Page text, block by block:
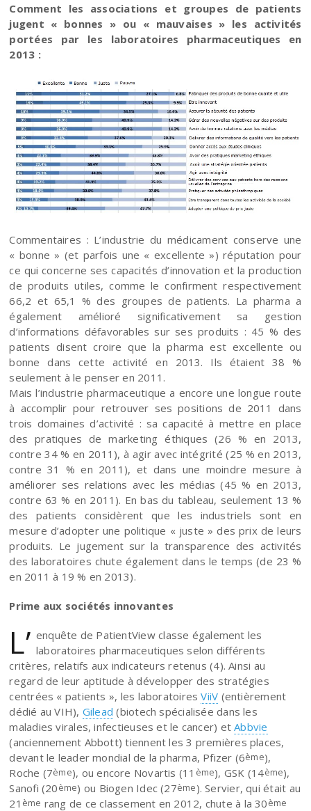
Comment les associations et groupes de patients
jugent « bonnes » ou « mauvaises » les activités
portées par les laboratoires pharmaceutiques en
2013 :
Commentaires : L’industrie du médicament conserve une
« bonne » (et parfois une « excellente ») réputation pour
ce qui concerne ses capacités d’innovation et la production
de produits utiles, comme le confirment respectivement
66,2 et 65,1 % des groupes de patients. La pharma a
également amélioré significativement sa gestion
d’informations défavorables sur ses produits : 45 % des
patients disent croire que la pharma est excellente ou
bonne dans cette activité en 2013. Ils étaient 38 %
seulement à le penser en 2011.
Mais l’industrie pharmaceutique a encore une longue route
à accomplir pour retrouver ses positions de 2011 dans
trois domaines d’activité : sa capacité à mettre en place
des pratiques de marketing éthiques (26 % en 2013,
contre 34 % en 2011), à agir avec intégrité (25 % en 2013,
contre 31 % en 2011), et dans une moindre mesure à
améliorer ses relations avec les médias (45 % en 2013,
contre 63 % en 2011). En bas du tableau, seulement 13 %
des patients considèrent que les industriels sont en
mesure d’adopter une politique « juste » des prix de leurs
produits. Le jugement sur la transparence des activités
des laboratoires chute également dans le temps (de 23 %
en 2011 à 19 % en 2013).
Prime aux sociétés innovantes
L’ enquête de PatientView classe également les
laboratoires pharmaceutiques selon différents
critères, relatifs aux indicateurs retenus (4). Ainsi au
regard de leur aptitude à développer des stratégies
centrées « patients », les laboratoiresViiV (entièrement
dédié au VIH), Gilead (biotech spécialisée dans les
maladies virales, infectieuses et le cancer) etAbbvie
(anciennement Abbott) tiennent les 3 premières places,
devant le leader mondial de la pharma, Pfizer (6ème),
Roche (7ème), ou encore Novartis (11 ème), GSK (14ème),
Sanofi (20ème) ou Biogen Idec (27ème). Servier, qui était au
21 ème rang de ce classement en 2012, chute à la 30ème